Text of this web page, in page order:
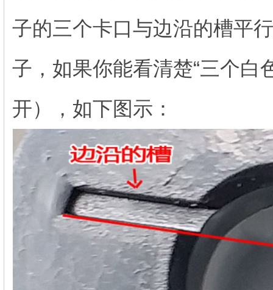
子的三个卡口与边沿的槽平
子，如果你能看清楚“三个白
开），如下图示：